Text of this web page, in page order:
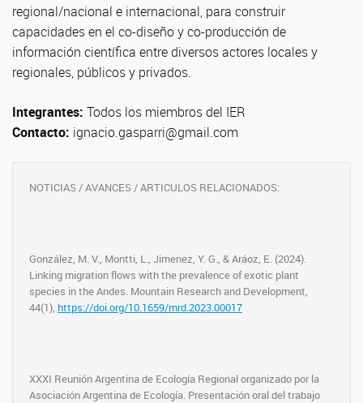
regional/nacional e internacional, para construir
capacidades en el co-diseño y co-producción de
información científica entre diversos actores locales y
regionales, públicos y privados.
Integrantes: Todos los miembros del IER
Contacto: ignacio.gasparri@gmail.com
NOTICIAS / AVANCES / ARTICULOS RELACIONADOS:
González, M. V., Montti, L., Jimenez, Y. G., & Aráoz, E. (2024).
Linking migration flows with the prevalence of exotic plant
species in the Andes. Mountain Research and Development,
44(1), https://doi.org/10.1659/mrd.2023.00017
XXXI Reunión Argentina de Ecología Regional organizado por la
Asociación Argentina de Ecología. Presentación oral del trabajo